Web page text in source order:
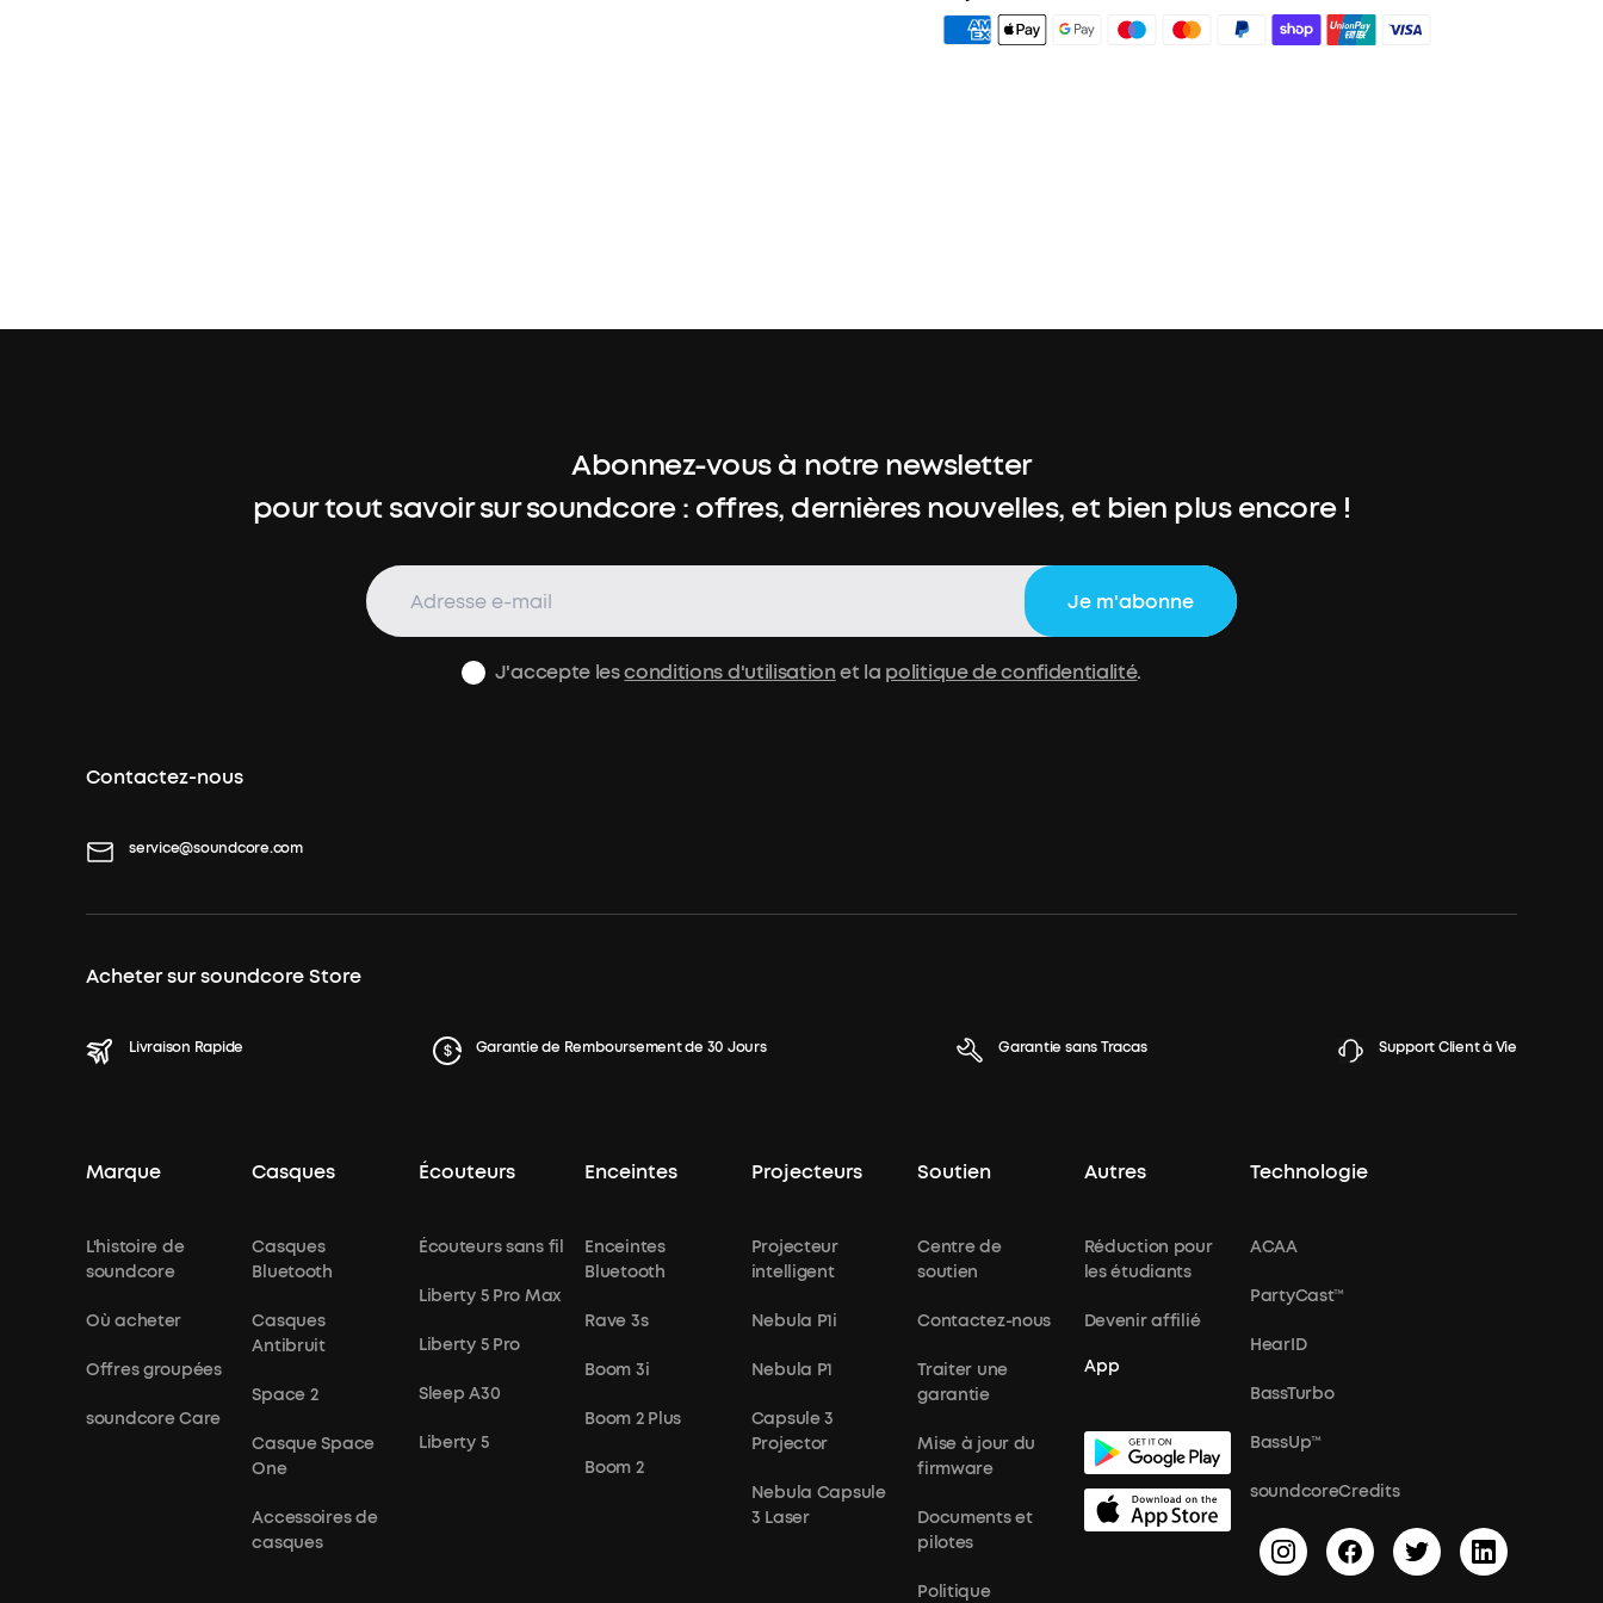
3. Cadeau d'anniversaire
4. Débloquer des avantages avec soundcoreCredits
En savoir
plus
Abonnez-vous à notre newsletter
pour tout savoir sur soundcore : offres, dernières nouvelles, et bien plus encore !
Je m'abonne
J'accepte lesconditions d'utilisationet la politique de confidentialité.
Contactez-nous
service@soundcore.com
Acheter sur soundcore Store
Livraison Rapide Garantie de Remboursement de 30 Jours Garantie sans Tracas Support Client à Vie
Marque
L'histoire de
soundcore
Où acheter
Offres groupées
soundcore Care
Casques
Casques
Bluetooth
Casques
Antibruit
Space 2
Casque Space
One
Accessoires de
casques
Écouteurs
Écouteurs sans fil
Liberty 5 Pro Max
Liberty 5 Pro
Sleep A30
Liberty 5
Enceintes
Enceintes
Bluetooth
Rave 3s
Boom 3i
Boom 2 Plus
Boom 2
Projecteurs
Projecteur
intelligent
Nebula P1i
Nebula P1
Capsule 3
Projector
Nebula Capsule
3 Laser
Soutien
Centre de
soutien
Contactez-nous
Traiter une
garantie
Mise à jour du
firmware
Documents et
pilotes
Politique
Autres
Réduction pour
les étudiants
Devenir affilié
App
Technologie
ACAA
PartyCast™
HearID
BassTurbo
BassUp™
soundcoreCredits